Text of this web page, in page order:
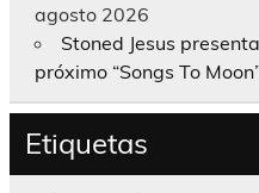
agosto 2026
Stoned Jesus
próximo “Songs To
Etiquetas